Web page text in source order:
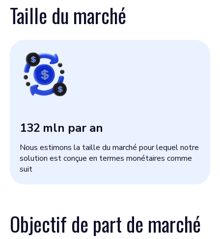
Taille du marché
132 mln par an
Nous estimons la taille du marché pour lequel notre
solution est conçue en termes monétaires comme
suit
Objectif de part de marché